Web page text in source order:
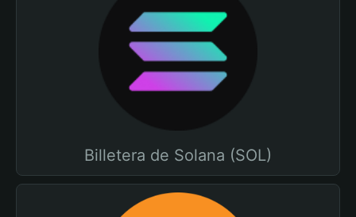
Billetera de Solana (SOL)